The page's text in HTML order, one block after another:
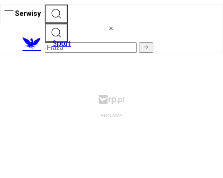
Serwisy
Sport